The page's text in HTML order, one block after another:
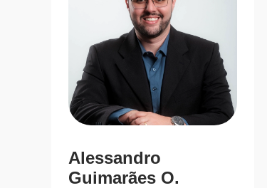
Alessandro
Guimarães O.